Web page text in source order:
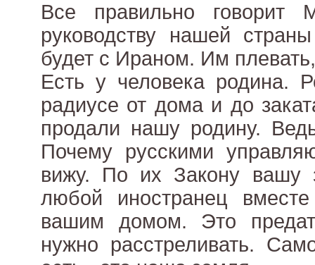
Все правильно говорит
руководству нашей
будет с Ираном. Им
Есть у человека родина.
радиусе от дома и до
продали нашу родину.
Почему русскими
вижу. По их Закону вашу
любой иностранец
вашим домом. Это
нужно расстреливать.